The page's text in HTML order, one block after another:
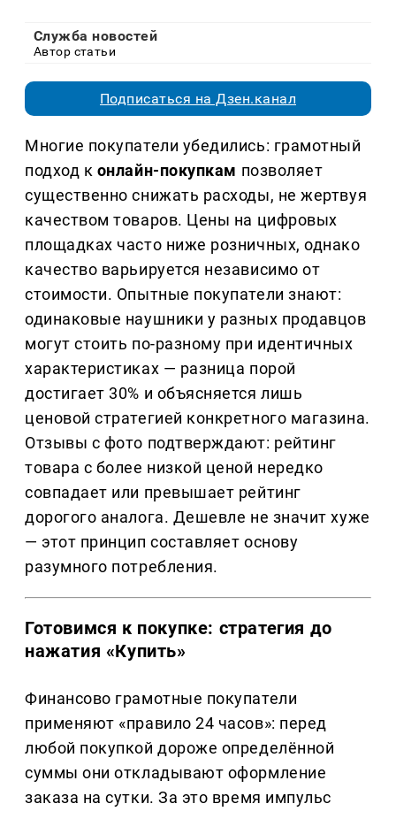
Служба новостей
Автор статьи
Подписаться на Дзен.канал
Многие покупатели убедились: грамотный
подход к онлайн-покупкам позволяет
существенно снижать расходы, не жертвуя
качеством товаров. Цены на цифровых
площадках часто ниже розничных, однако
качество варьируется независимо от
стоимости. Опытные покупатели знают:
одинаковые наушники у разных продавцов
могут стоить по-разному при идентичных
характеристиках — разница порой
достигает 30% и объясняется лишь
ценовой стратегией конкретного магазина.
Отзывы с фото подтверждают: рейтинг
товара с более низкой ценой нередко
совпадает или превышает рейтинг
дорогого аналога. Дешевле не значит хуже
— этот принцип составляет основу
разумного потребления.
Готовимся к покупке: стратегия до
нажатия «Купить»
Финансово грамотные покупатели
применяют «правило 24 часов»: перед
любой покупкой дороже определённой
суммы они откладывают оформление
заказа на сутки. За это время импульс